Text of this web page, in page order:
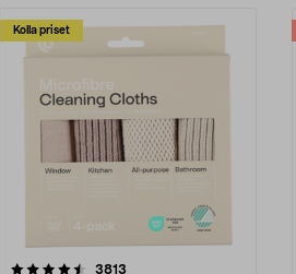
Kolla priset
3813
4.0av 5 stjärnor